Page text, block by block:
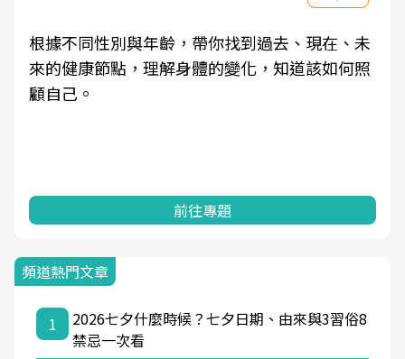
因應超高齡社會來臨，良醫健康網推動「2025年
健檢服務大調查」，以倡議健康促進為目的，深
耕健康篩檢之於台灣民眾健康的關鍵角色，並透
前往專題
頻道熱門文章
1
2026七夕什麼時候？七夕日期、由來與3習俗8
禁忌一次看